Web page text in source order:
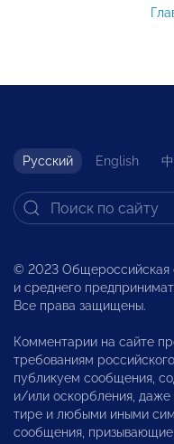
Русский English
© 2023 Общероссийская
и среднего
Все права защищены.
Комментарии на сайте
требованиям
публикуем сообщения,
и/или оскорбления, даже
тире и любыми иными
сообщения,